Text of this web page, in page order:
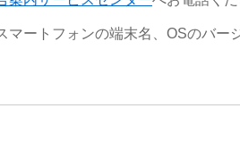
ートフォンの端末名、OSのバー